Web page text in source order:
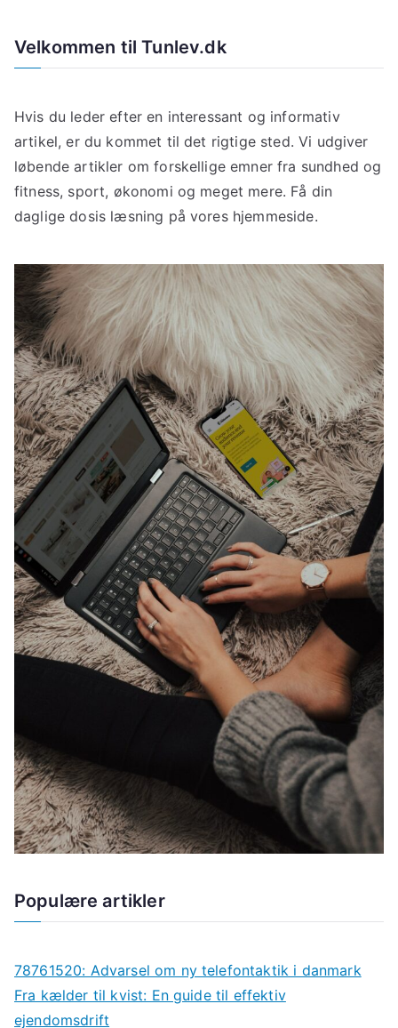
Velkommen til Tunlev.dk
Hvis du leder efter en interessant og informativ
artikel, er du kommet til det rigtige sted. Vi udgiver
løbende artikler om forskellige emner fra sundhed og
fitness, sport, økonomi og meget mere. Få din
daglige dosis læsning på vores hjemmeside.
Populære artikler
78761520: Advarsel om ny telefontaktik i danmark
Fra kælder til kvist: En guide til effektiv
ejendomsdrift